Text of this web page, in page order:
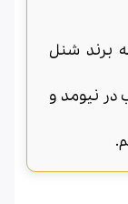
برند شنل
در نیومد و